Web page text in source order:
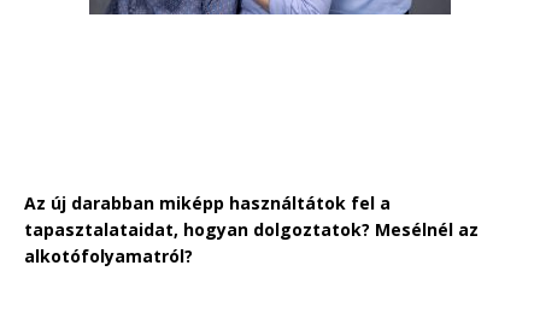
Az új darabban miképp használtátok fel a
tapasztalataidat, hogyan dolgoztatok? Mesélnél az
alkotófolyamatról?